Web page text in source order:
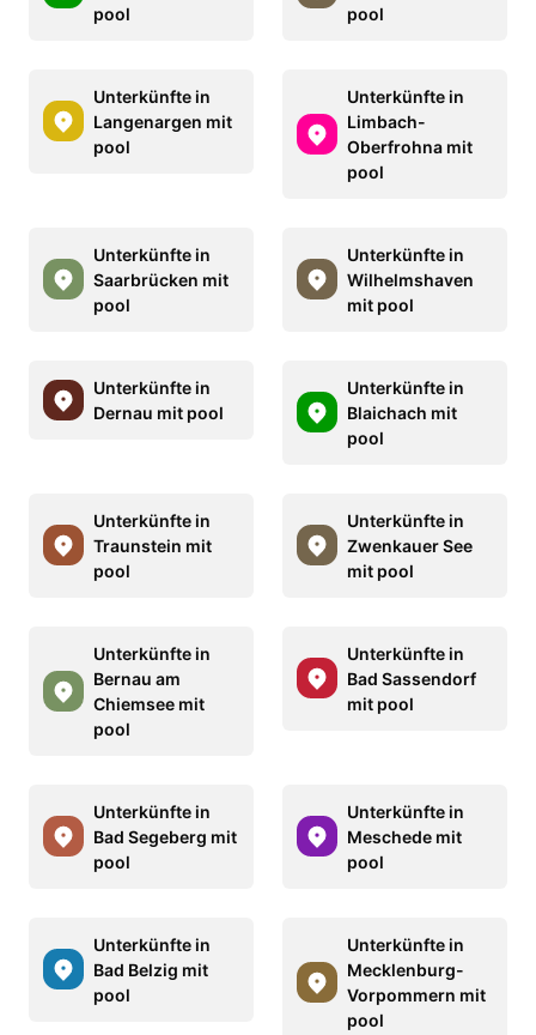
pool
pool
Unterkünfte in
Langenargen mit
pool
Unterkünfte in
Limbach-
Oberfrohna mit
pool
Unterkünfte in
Saarbrücken mit
pool
Unterkünfte in
Wilhelmshaven
mit pool
Unterkünfte in
Dernau mit pool
Unterkünfte in
Blaichach mit
pool
Unterkünfte in
Traunstein mit
pool
Unterkünfte in
Zwenkauer See
mit pool
Unterkünfte in
Bernau am
Chiemsee mit
pool
Unterkünfte in
Bad Sassendorf
mit pool
Unterkünfte in
Bad Segeberg mit
pool
Unterkünfte in
Meschede mit
pool
Unterkünfte in
Bad Belzig mit
pool
Unterkünfte in
Mecklenburg-
Vorpommern mit
pool